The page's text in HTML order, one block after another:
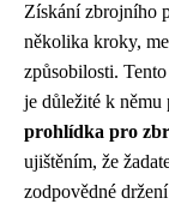
Získání zbrojního
několika kroky,
způsobilosti.
je důležité k němu
prohlídka pro
ujištěním, že
zodpovědné